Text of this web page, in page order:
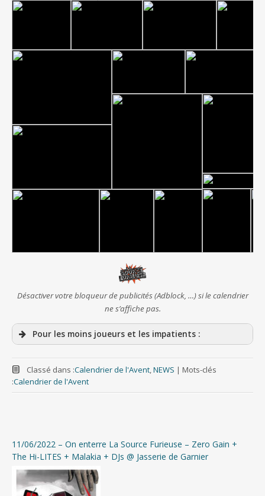
Désactiver votre bloqueur de publicités (Adblock, …) si le calendrier
ne s’affiche pas.
Pour les moins joueurs et les impatients :
Calendrier de l’Avent #23 – Les festoches (poils
LIVE de Zann, Criminal Class, Golem of Flesh…
Calendrier de l’Avent #21 – Myra Lee, Asfixia,
Headwar, Strong as Ten, Iscariote et compagnie
Classé dans :Calendrier de l'Avent,NEWS | Mots-clés
:Calendrier de l'Avent
11/06/2022 – On enterre La Source Furieuse – Zero Gain +
The Hi-LITES + Malakia + DJs @ Jasserie de Garnier